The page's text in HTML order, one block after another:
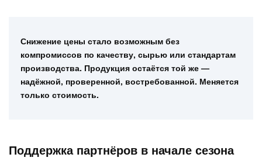
Снижение цены стало возможным без
компромиссов по качеству, сырью или стандартам
производства. Продукция остаётся той же —
надёжной, проверенной, востребованной. Меняется
только стоимость.
Поддержка партнёров в начале сезона